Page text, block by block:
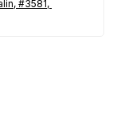
, #3581,